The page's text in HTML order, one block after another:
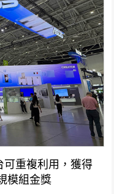
重複利用，獲得
模組金獎